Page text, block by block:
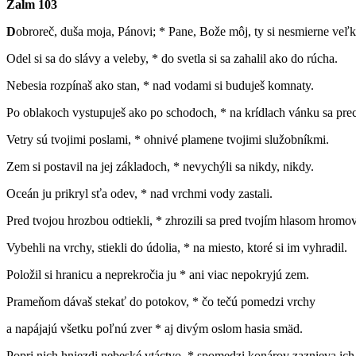
Žalm 103
Dobroreč, duša moja, Pánovi; * Pane, Bože môj, ty si nesmierne
Odel si sa do slávy a veleby, * do svetla si sa zahalil ako do rúcha.
Nebesia rozpínaš ako stan, * nad vodami si buduješ komnaty.
Po oblakoch vystupuješ ako po schodoch, * na krídlach vánku sa
Vetry sú tvojimi poslami, * ohnivé plamene tvojimi služobníkmi.
Zem si postavil na jej základoch, * nevychýli sa nikdy, nikdy.
Oceán ju prikryl sťa odev, * nad vrchmi vody zastali.
Pred tvojou hrozbou odtiekli, * zhrozili sa pred tvojím hlasom
Vybehli na vrchy, stiekli do údolia, * na miesto, ktoré si im vyhradil.
Položil si hranicu a neprekročia ju * ani viac nepokryjú zem.
Prameňom dávaš stekať do potokov, * čo tečú pomedzi vrchy
a napájajú všetku poľnú zver * aj divým oslom hasia smäd.